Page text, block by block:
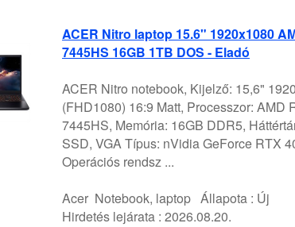
ACER Nitro laptop 15.6" 1920x1080
7445HS 16GB 1TB DOS - Eladó
ACER Nitro notebook, Kijelző: 15,6"
(FHD1080) 16:9 Matt, Processzor: AMD
7445HS, Memória: 16GB DDR5,
SSD, VGA Típus: nVidia GeForce RTX
Operációs rendsz ...
Acer Notebook, laptop Állapota : Új
Hirdetés lejárata : 2026.08.20.